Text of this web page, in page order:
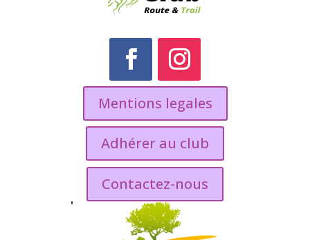
Mentions legales
Adhérer au club
Contactez-nous